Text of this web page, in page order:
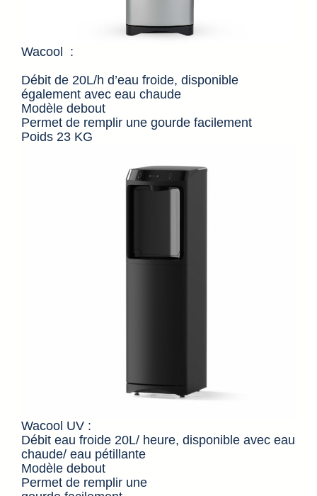
Wacool : ​
​Débit de 20L/h d’eau froide, disponible
également avec eau chaude
Modèle debout ​
Permet de remplir une gourde facilement​
Poids 23 KG ​
Wacool UV :
Débit eau froide 20L/ heure, disponible avec eau
chaude/ eau pétillante
Modèle debout
Permet de remplir une